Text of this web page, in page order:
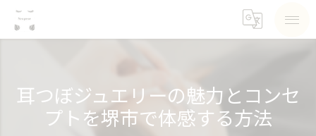
耳つぼジュエリーの魅力とコンセ
プトを堺市で体感する方法